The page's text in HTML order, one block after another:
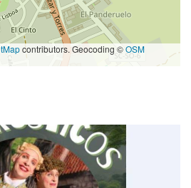
contributors. Geocoding ©OSM